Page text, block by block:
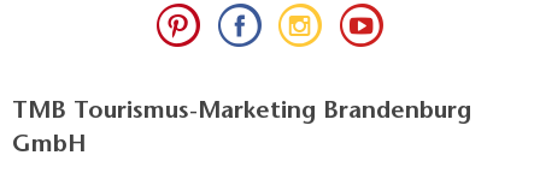
TMB Tourismus-Marketing Brandenburg
GmbH